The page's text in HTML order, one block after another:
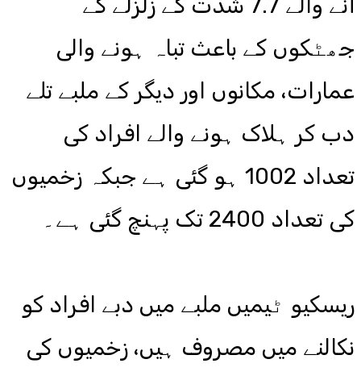
آنے والے 7.7 شدت کے زلزلے کے
جھٹکوں کے باعث تباہ ہونے والی
عمارات، مکانوں اور دیگر کے ملبے تلے
دب کر ہلاک ہونے والے افراد کی
تعداد 1002 ہو گئی ہے جبکہ زخمیوں
کی تعداد 2400 تک پہنچ گئی ہے۔
ریسکیو ٹیمیں ملبے میں دبے افراد کو
نکالنے میں مصروف ہیں، زخمیوں کی